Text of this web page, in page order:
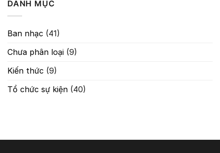
DANH MỤC
Ban nhạc (41)
Chưa phân loại (9)
Kiến thức (9)
Tổ chức sự kiện (40)